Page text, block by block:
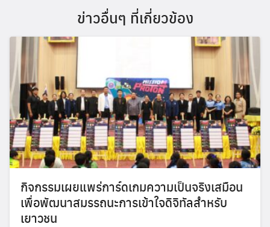
ข่าวอื่นๆ ที่เกี่ยวข้อง
กิจกรรมเผยแพร่การ์ดเกมความเป็นจริงเสมือน
เพื่อพัฒนาสมรรถนะการเข้าใจดิจิทัลสำหรับ
เยาวชน